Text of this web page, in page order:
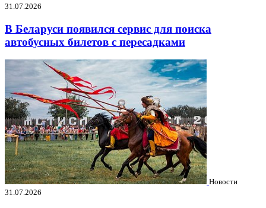
31.07.2026
В Беларуси появился сервис для поиска
автобусных билетов с пересадками
Новости
31.07.2026